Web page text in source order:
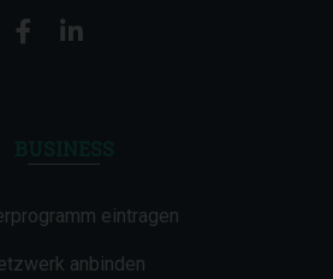
eintragen
anbinden